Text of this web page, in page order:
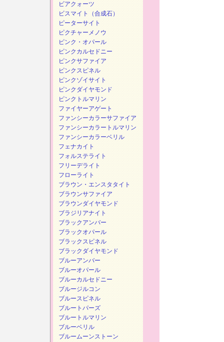
ビアクォーツ
ビスマイト（合成石）
ピーターサイト
ピクチャーメノウ
ピンク・オパール
ピンクカルセドニー
ピンクサファイア
ピンクスピネル
ピンクゾイサイト
ピンクダイヤモンド
ピンクトルマリン
ファイヤーアゲート
ファンシーカラーサファイア
ファンシーカラートルマリン
ファンシーカラーベリル
フェナカイト
フォルステライト
フリーデライト
フローライト
ブラウン・エンスタタイト
ブラウンサファイア
ブラウンダイヤモンド
ブラジリアナイト
ブラックアンバー
ブラックオパール
ブラックスピネル
ブラックダイヤモンド
ブルーアンバー
ブルーオパール
ブルーカルセドニー
ブルージルコン
ブルースピネル
ブルートパーズ
ブルートルマリン
ブルーベリル
ブルームーンストーン